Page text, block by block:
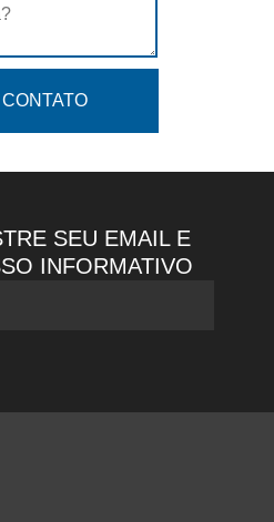
SEU EMAIL E
INFORMATIVO